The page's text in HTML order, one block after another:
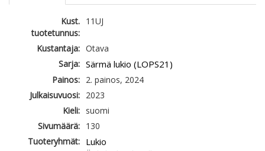
Kust.
tuotetunnus:
11UJ
Kustantaja: Otava
Sarja: Särmä lukio (LOPS21)
Painos: 2. painos, 2024
Julkaisuvuosi: 2023
Kieli: suomi
Sivumäärä: 130
Tuoteryhmät: Lukio